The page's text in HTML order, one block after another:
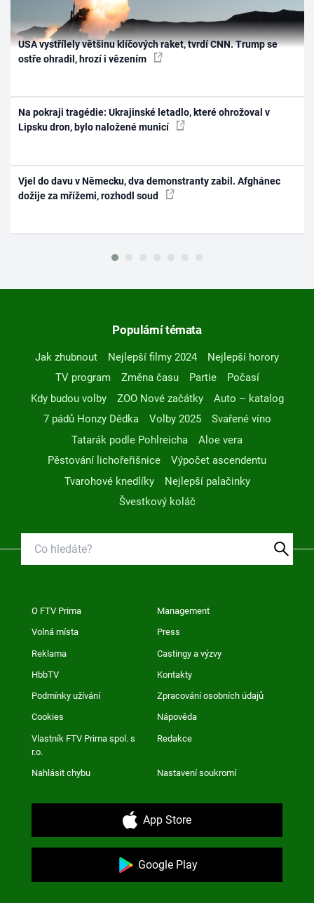
USA vystřílely většinu klíčových raket, tvrdí CNN. Trump se
ostře ohradil, hrozí i vězením
Na pokraji tragédie: Ukrajinské letadlo, které ohrožoval v
Lipsku dron, bylo naložené municí
Vjel do davu v Německu, dva demonstranty zabil. Afghánec
dožije za mřížemi, rozhodl soud
Populární témata
Jak zhubnout Nejlepší filmy 2024
Nejlepší horory
TV program
Změna času Partie
Počasí
Kdy budou volby
ZOO Nové začátky
Auto – katalog
7 pádů Honzy Dědka
Volby 2025
Svařené víno
Tatarák podle Pohlreicha
Aloe vera
Pěstování lichořeřišnice
Výpočet ascendentu
Tvarohové knedlíky
Nejlepší palačinky
Švestkový koláč
O FTV Prima Management
Volná místa Press
Reklama Castingy a výzvy
HbbTV Kontakty
Podmínky užívání Zpracování osobních údajů
Cookies Nápověda
Vlastník FTV Prima spol. s
r.o.
Redakce
Nahlásit chybu Nastavení soukromí
App Store
Google Play